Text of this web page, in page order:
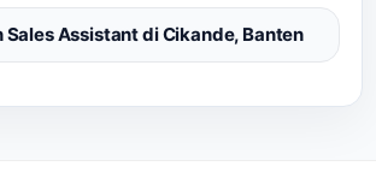
Sales Assistant di Cikande, Banten